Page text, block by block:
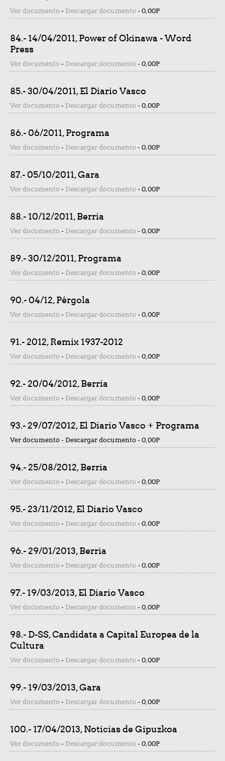
Ver documento - Descargar documento - 0,00P
84.- 14/04/2011, Power of Okinawa - Word
Press
Ver documento - Descargar documento - 0,00P
85.- 30/04/2011, El Diario Vasco
Ver documento - Descargar documento - 0,00P
86.- 06/2011, Programa
Ver documento - Descargar documento - 0,00P
87.- 05/10/2011, Gara
Ver documento - Descargar documento - 0,00P
88.- 10/12/2011, Berria
Ver documento - Descargar documento - 0,00P
89.- 30/12/2011, Programa
Ver documento - Descargar documento - 0,00P
90.- 04/12, Pérgola
Ver documento - Descargar documento - 0,00P
91.- 2012, Remix 1937-2012
Ver documento - Descargar documento - 0,00P
92.- 20/04/2012, Berria
Ver documento - Descargar documento - 0,00P
93.- 29/07/2012, El Diario Vasco + Programa
Ver documento - Descargar documento - 0,00P
94.- 25/08/2012, Berria
Ver documento - Descargar documento - 0,00P
95.- 23/11/2012, El Diario Vasco
Ver documento - Descargar documento - 0,00P
96.- 29/01/2013, Berria
Ver documento - Descargar documento - 0,00P
97.- 19/03/2013, El Diario Vasco
Ver documento - Descargar documento - 0,00P
98.- D-SS, Candidata a Capital Europea de la
Cultura
Ver documento - Descargar documento - 0,00P
99.- 19/03/2013, Gara
Ver documento - Descargar documento - 0,00P
100.- 17/04/2013, Noticias de Gipuzkoa
Ver documento - Descargar documento - 0,00P